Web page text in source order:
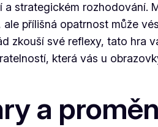
strategickém
přílišná opatrnost může
zkouší své reflexy, tato hra
která vás u
a